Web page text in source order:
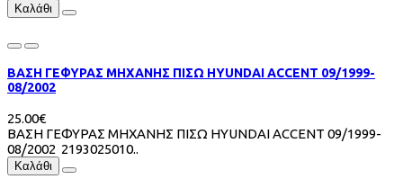
Καλάθι
ΒΑΣΗ ΓΕΦΥΡΑΣ ΜΗΧΑΝΗΣ ΠΙΣΩ HYUNDAI ACCENT 09/1999-
08/2002
25.00€
ΒΑΣΗ ΓΕΦΥΡΑΣ ΜΗΧΑΝΗΣ ΠΙΣΩ HYUNDAI ACCENT 09/1999-
08/2002 2193025010..
Καλάθι